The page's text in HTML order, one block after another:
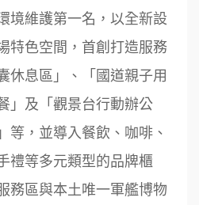
境維護第一名，以全新設
特色空間，首創打造服務
休息區」、「國道親子用
」及「觀景台行動辦公
等，並導入餐飲、咖啡、
禮等多元類型的品牌櫃
務區與本土唯一軍艦博物
飯行家
台北
100萬 ~150萬
新北市
50萬~75萬
台南
100萬~300萬